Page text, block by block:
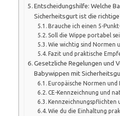
Entscheidungshilfe: Welche
Sicherheitsgurt ist die
Brauche ich einen 5-
Soll die Wippe portabel
Wie wichtig sind Normen
Fazit und praktische
Gesetzliche Regelungen und
Babywippen mit
Europäische Normen
CE-Kennzeichnung und
Kennzeichnungspflichten
Wie du die Einhaltung